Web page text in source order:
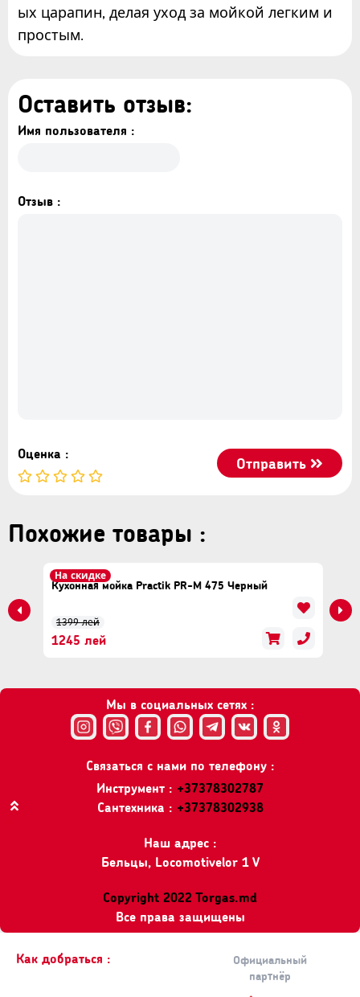
ых царапин, делая уход за мойкой легким и
простым.
Похожие товары :
На скидке
Кухонная мойка Practik PR-М 475 Черный
1399 лей
1245 лей
Оставить отзыв:
Имя пользователя :
Отзыв :
Оценка :
Отправить
Мы в социальных сетях :
Связаться с нами по телефону :
Инструмент : +37378302787
Сантехника : +37378302938
Наш адрес :
Бельцы, Locomotivelor 1 V
Copyright 2022 Torgas.md
Все права защищены
Как добраться :
Официальный
партнёр